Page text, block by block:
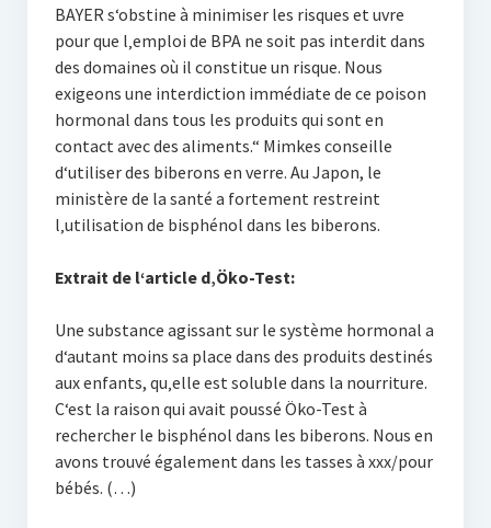
BAYER s‘obstine à minimiser les risques et uvre
pour que l‚emploi de BPA ne soit pas interdit dans
des domaines où il constitue un risque. Nous
exigeons une interdiction immédiate de ce poison
hormonal dans tous les produits qui sont en
contact avec des aliments.“ Mimkes conseille
d‘utiliser des biberons en verre. Au Japon, le
ministère de la santé a fortement restreint
l‚utilisation de bisphénol dans les biberons.
Extrait de l‘article d‚Öko-Test:
Une substance agissant sur le système hormonal a
d‘autant moins sa place dans des produits destinés
aux enfants, qu‚elle est soluble dans la nourriture.
C‘est la raison qui avait poussé Öko-Test à
rechercher le bisphénol dans les biberons. Nous en
avons trouvé également dans les tasses à xxx/pour
bébés. (…)